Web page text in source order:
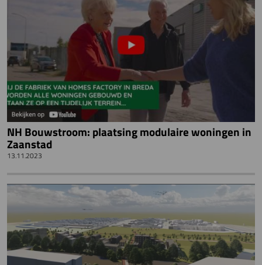
NH Bouwstroom: plaatsing modulaire woningen in
Zaanstad
13.11.2023